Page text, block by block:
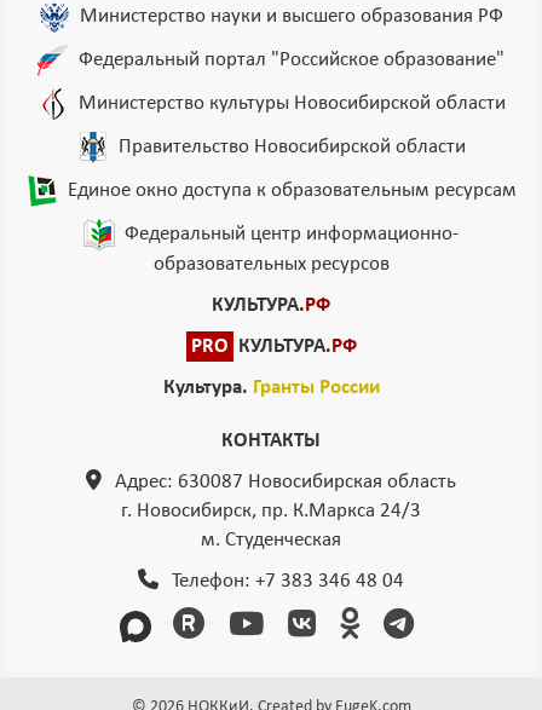
Министерство науки и высшего образования РФ
Федеральный портал "Российское образование"
Министерство культуры Новосибирской области
Правительство Новосибирской области
Единое окно доступа к образовательным ресурсам
Федеральный центр информационно-
образовательных ресурсов
КУЛЬТУРА.РФ
PRO КУЛЬТУРА.РФ
Культура. Гранты России
КОНТАКТЫ
Адрес: 630087 Новосибирская область
г. Новосибирск, пр. К.Маркса 24/3
м. Студенческая
Телефон: +7 383 346 48 04